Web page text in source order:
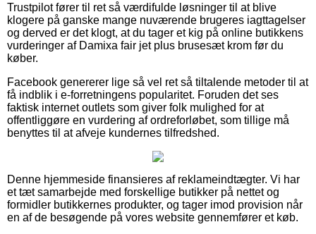
Trustpilot fører til ret så værdifulde løsninger til at blive
klogere på ganske mange nuværende brugeres iagttagelser
og derved er det klogt, at du tager et kig på online butikkens
vurderinger af Damixa fair jet plus brusesæt krom før du
køber.
Facebook genererer lige så vel ret så tiltalende metoder til at
få indblik i e-forretningens popularitet. Foruden det ses
faktisk internet outlets som giver folk mulighed for at
offentliggøre en vurdering af ordreforløbet, som tillige må
benyttes til at afveje kundernes tilfredshed.
Denne hjemmeside finansieres af reklameindtægter. Vi har
et tæt samarbejde med forskellige butikker på nettet og
formidler butikkernes produkter, og tager imod provision når
en af de besøgende på vores website gennemfører et køb.